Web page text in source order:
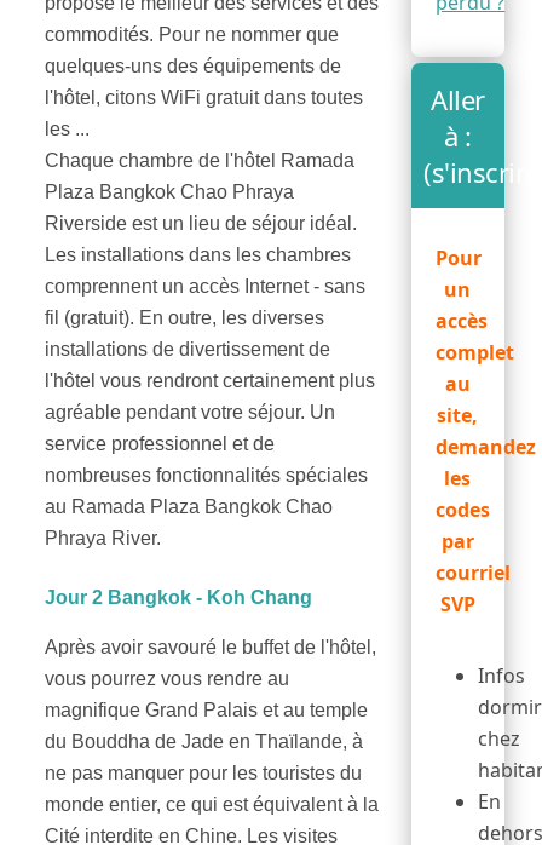
commodités. Pour ne nommer que
quelques-uns des équipements de
l'hôtel, citons WiFi gratuit dans toutes
les ...
Chaque chambre de l'hôtel Ramada
Plaza Bangkok Chao Phraya
Riverside est un lieu de séjour idéal.
Les installations dans les chambres
comprennent un accès Internet - sans
fil (gratuit). En outre, les diverses
installations de divertissement de
l'hôtel vous rendront certainement plus
agréable pendant votre séjour. Un
service professionnel et de
nombreuses fonctionnalités spéciales
au Ramada Plaza Bangkok Chao
Phraya River.
Jour 2 Bangkok - Koh Chang
Après avoir savouré le buffet de l'hôtel,
vous pourrez vous rendre au
magnifique Grand Palais et au temple
du Bouddha de Jade en Thaïlande, à
ne pas manquer pour les touristes du
monde entier, ce qui est équivalent à la
Cité interdite en Chine. Les visites
Aller
à :
Pour
un
accès
complet
au
site,
demandez
les
codes
par
courriel
SVP
Infos
dormir
chez
En